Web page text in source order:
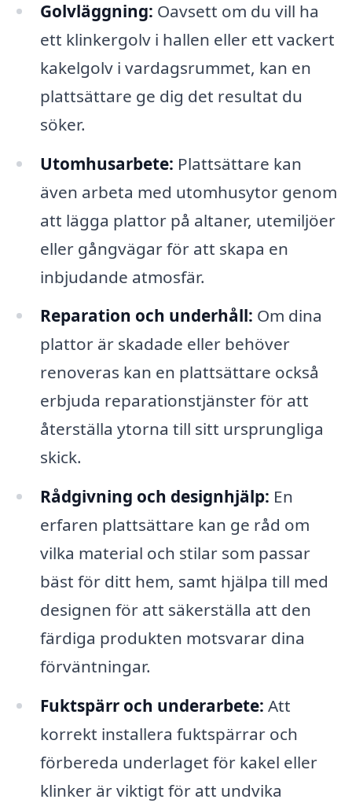
Golvläggning: Oavsett om du vill ha
ett klinkergolv i hallen eller ett vackert
kakelgolv i vardagsrummet, kan en
plattsättare ge dig det resultat du
söker.
Utomhusarbete: Plattsättare kan
även arbeta med utomhusytor genom
att lägga plattor på altaner, utemiljöer
eller gångvägar för att skapa en
inbjudande atmosfär.
Reparation och underhåll: Om dina
plattor är skadade eller behöver
renoveras kan en plattsättare också
erbjuda reparationstjänster för att
återställa ytorna till sitt ursprungliga
skick.
Rådgivning och designhjälp: En
erfaren plattsättare kan ge råd om
vilka material och stilar som passar
bäst för ditt hem, samt hjälpa till med
designen för att säkerställa att den
färdiga produkten motsvarar dina
förväntningar.
Fuktspärr och underarbete: Att
korrekt installera fuktspärrar och
förbereda underlaget för kakel eller
klinker är viktigt för att undvika